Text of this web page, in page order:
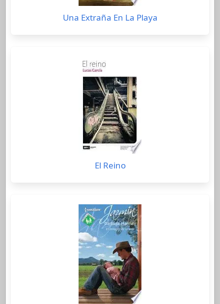
Una Extraña En La Playa
El Reino